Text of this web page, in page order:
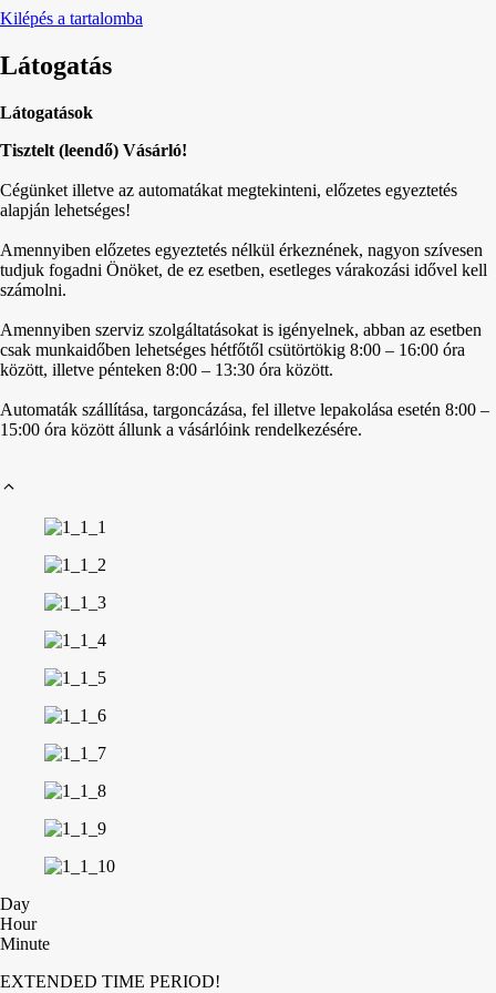
Kilépés a tartalomba
Látogatás
Látogatások
Tisztelt (leendő) Vásárló!
Cégünket illetve az automatákat megtekinteni, előzetes egyeztetés
alapján lehetséges!
Amennyiben előzetes egyeztetés nélkül érkeznének, nagyon szívesen
tudjuk fogadni Önöket, de ez esetben, esetleges várakozási idővel kell
számolni.
Amennyiben szerviz szolgáltatásokat is igényelnek, abban az esetben
csak munkaidőben lehetséges hétfőtől csütörtökig 8:00 – 16:00 óra
között, illetve pénteken 8:00 – 13:30 óra között.
Automaták szállítása, targoncázása, fel illetve lepakolása esetén 8:00 –
15:00 óra között állunk a vásárlóink rendelkezésére.
Day
Hour
Minute
EXTENDED TIME PERIOD!